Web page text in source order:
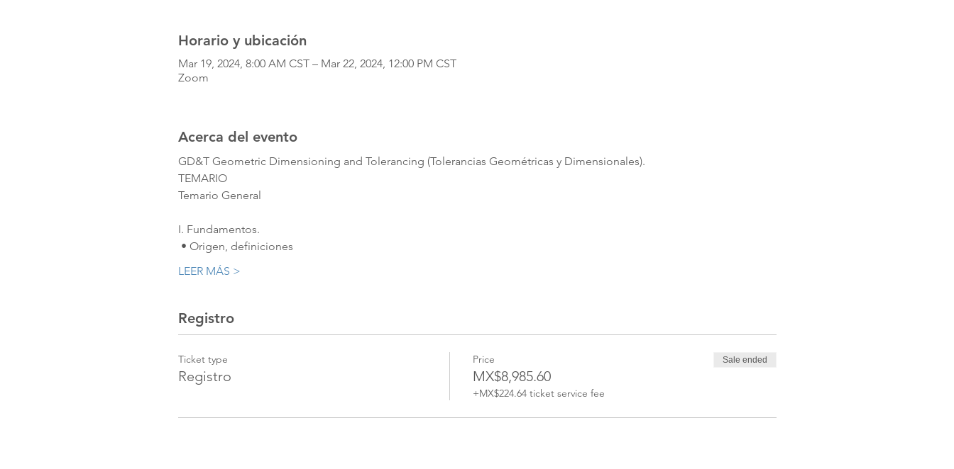
Horario y ubicación
Mar 19, 2024, 8:00 AM CST – Mar 22, 2024, 12:00 PM CST
Zoom
Acerca del evento
GD&T Geometric Dimensioning and Tolerancing (Tolerancias Geométricas y Dimensionales).
TEMARIO
Temario General
I. Fundamentos.
• Origen, definiciones
LEER MÁS >
Registro
Ticket type
Registro
Price
MX$8,985.60
+MX$224.64 ticket service fee
Sale ended